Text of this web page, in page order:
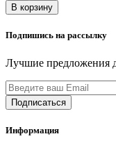
В корзину
Подпишись на рассылку
Лучшие предложения
Информация